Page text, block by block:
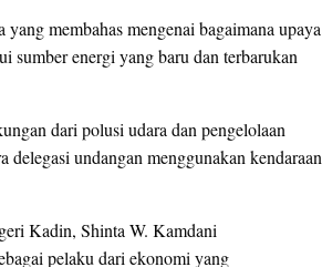
membahas mengenai bagaimana upaya
sumber energi yang baru dan terbarukan
dari polusi udara dan pengelolaan
undangan menggunakan kendaraan
Kadin, Shinta W. Kamdani
pelaku dari ekonomi yang